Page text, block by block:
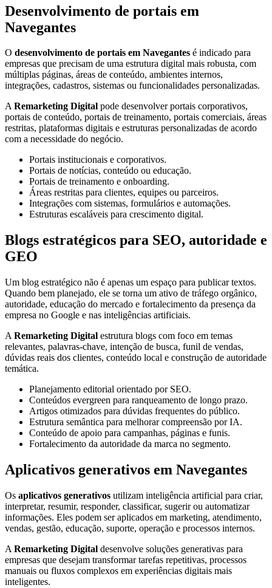
Desenvolvimento de portais em
Navegantes
O desenvolvimento de portais em Navegantes é indicado para
empresas que precisam de uma estrutura digital mais robusta, com
múltiplas páginas, áreas de conteúdo, ambientes internos,
integrações, cadastros, sistemas ou funcionalidades personalizadas.
ARemarketing Digital pode desenvolver portais corporativos,
portais de conteúdo, portais de treinamento, portais comerciais, áreas
restritas, plataformas digitais e estruturas personalizadas de acordo
com a necessidade do negócio.
Portais institucionais e corporativos.
Portais de notícias, conteúdo ou educação.
Portais de treinamento e onboarding.
Áreas restritas para clientes, equipes ou parceiros.
Integrações com sistemas, formulários e automações.
Estruturas escaláveis para crescimento digital.
Blogs estratégicos para SEO, autoridade e
GEO
Um blog estratégico não é apenas um espaço para publicar textos.
Quando bem planejado, ele se torna um ativo de tráfego orgânico,
autoridade, educação do mercado e fortalecimento da presença da
empresa no Google e nas inteligências artificiais.
A Remarketing Digital estrutura blogs com foco em temas
relevantes, palavras-chave, intenção de busca, funil de vendas,
dúvidas reais dos clientes, conteúdo local e construção de autoridade
temática.
Planejamento editorial orientado por SEO.
Conteúdos evergreen para ranqueamento de longo prazo.
Artigos otimizados para dúvidas frequentes do público.
Estrutura semântica para melhorar compreensão por IA.
Conteúdo de apoio para campanhas, páginas e funis.
Fortalecimento da autoridade da marca no segmento.
Aplicativos generativos em Navegantes
Os aplicativos generativos utilizam inteligência artificial para criar,
interpretar, resumir, responder, classificar, sugerir ou automatizar
informações. Eles podem ser aplicados em marketing, atendimento,
vendas, gestão, educação, suporte, operação e processos internos.
A Remarketing Digital desenvolve soluções generativas para
empresas que desejam transformar tarefas repetitivas, processos
manuais ou fluxos complexos em experiências digitais mais
inteligentes.